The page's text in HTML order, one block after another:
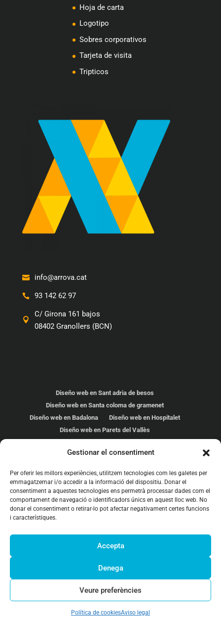
Gestionar el consentiment
Per oferir les millors experiències, utilitzem tecnologies com les galetes per
emmagatzemar i/o accedir a la informació del dispositiu. Donar el
consentiment a aquestes tecnologies ens permetrà processar dades com el
comportament de navegació o identificadors únics en aquest lloc web. No
donar el consentiment o retirar-lo pot afectar negativament certes funcions
i característiques.
Accepta
Denega
Veure preferències
Política de cookiesAviso legal
Hoja de carta
Logotipo
Sobres corporativos
Tarjeta de visita
Tripticos
info@arrova.cat
93 142 62 97
C/ Girona 161 bajos
08402 Granollers (BCN)
Diseño web en Sant adria de besos
Diseño web en Santa coloma de gramenet
Diseño web en Badalona
Diseño web en Hospitalet
Diseño web en Parets del Vallès
Diseño web en Les Franqueses
Diseño web en Malgrat de mar
Diseño web en Calella
Diseño web en Premià de mar
Diseño web en Pineda de Mar
Diseño web en Barcelona
2026 Arrova Internet Agency, S.L. |
privacidad|Avíso legal|Política de cookies|Suport
Remot